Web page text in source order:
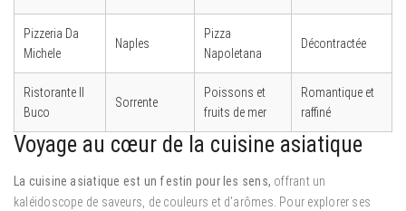
Pizzeria Da
Michele
Naples
Pizza
Napoletana
Décontractée
Ristorante Il
Buco
Sorrente
Poissons et
fruits de mer
Romantique et
raffiné
Voyage au cœur de la cuisine asiatique
La cuisine asiatique est un festin pour les sens, offrant un
kaléidoscope de saveurs, de couleurs et d’arômes. Pour explorer ses